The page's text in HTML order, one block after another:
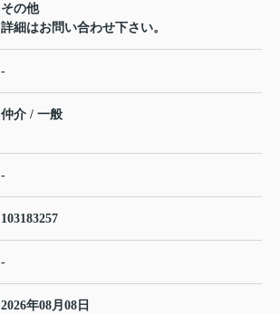
その他
詳細はお問い合わせ下さい。
-
仲介 / 一般
-
103183257
-
2026年08月08日